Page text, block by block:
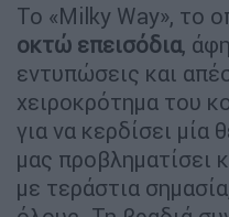
Το «Milky Way», το
οκτώ επεισόδια,
εντυπώσεις και
χειροκρότημα του
για να κερδίσει μία
μας προβληματίσει
με τεράστια